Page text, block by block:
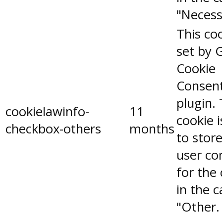
cookielawinfo-
checkbox-others
11
months
This
set by
Cookie
plugin.
cookie
to
user
for the
in the
"Other.